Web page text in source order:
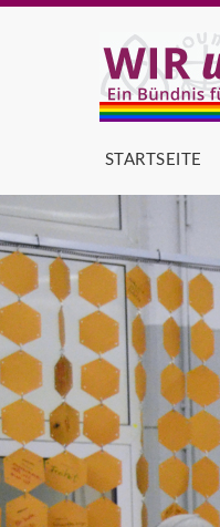
STARTSEITE